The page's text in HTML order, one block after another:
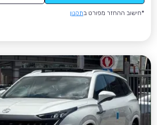
*חישוב ההחזר מפורט בתקנון